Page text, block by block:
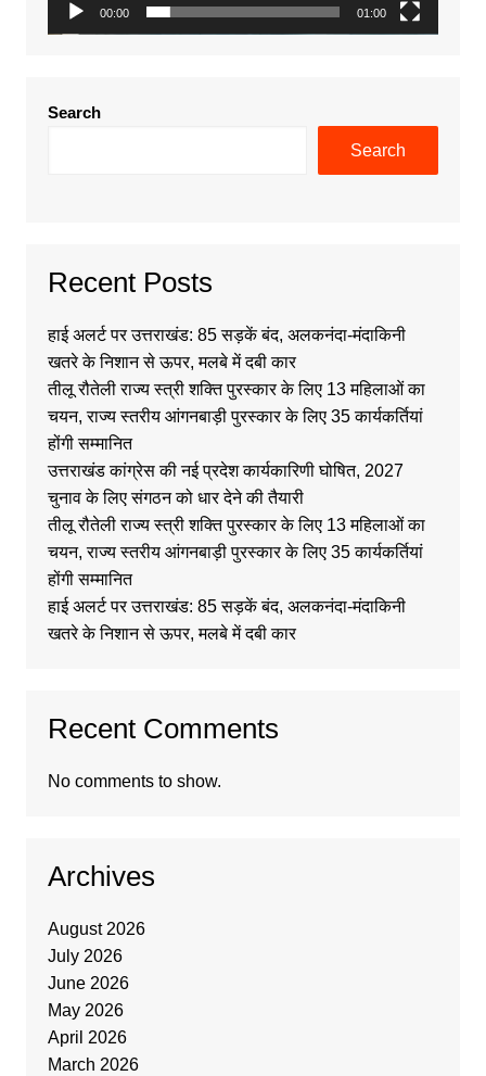
00:00 01:00
Search
Search
Recent Posts
हाई अलर्ट पर उत्तराखंड: 85 सड़कें बंद, अलकनंदा-मंदाकिनी
खतरे के निशान से ऊपर, मलबे में दबी कार
तीलू रौतेली राज्य स्त्री शक्ति पुरस्कार के लिए 13 महिलाओं का
चयन, राज्य स्तरीय आंगनबाड़ी पुरस्कार के लिए 35 कार्यकर्तियां
होंगी सम्मानित
उत्तराखंड कांग्रेस की नई प्रदेश कार्यकारिणी घोषित, 2027
चुनाव के लिए संगठन को धार देने की तैयारी
तीलू रौतेली राज्य स्त्री शक्ति पुरस्कार के लिए 13 महिलाओं का
चयन, राज्य स्तरीय आंगनबाड़ी पुरस्कार के लिए 35 कार्यकर्तियां
होंगी सम्मानित
हाई अलर्ट पर उत्तराखंड: 85 सड़कें बंद, अलकनंदा-मंदाकिनी
खतरे के निशान से ऊपर, मलबे में दबी कार
Recent Comments
No comments to show.
Archives
August 2026
July 2026
June 2026
May 2026
April 2026
March 2026